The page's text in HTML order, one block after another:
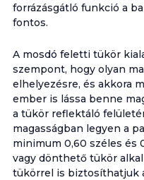
forrázásgátló funkció a
fontos.
A mosdó feletti tükör
szempont, hogy olyan
elhelyezésre, és akkora
ember is lássa benne
a tükör reflektáló
magasságban legyen a
minimum 0,60 széles és
vagy dönthető tükör
tükörrel is biztosíthatjuk